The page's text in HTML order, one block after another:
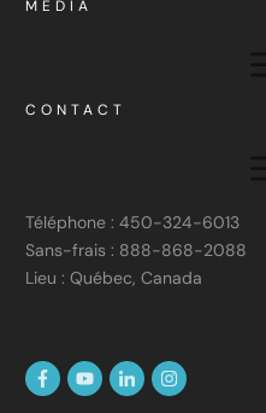
MEDIA
CONTACT
Téléphone : 450-324-6013
Sans-frais : 888-868-2088
Lieu : Québec, Canada